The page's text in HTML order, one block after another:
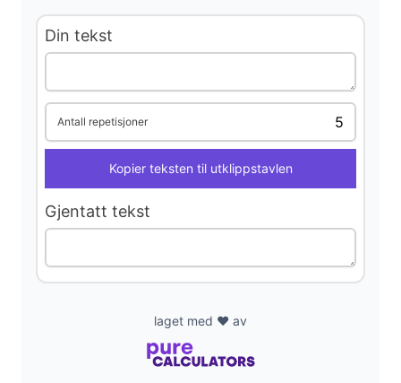
i
d
e
Din tekst
Antall repetisjoner
Kopier teksten til utklippstavlen
Gjentatt tekst
laget med ❤️ av